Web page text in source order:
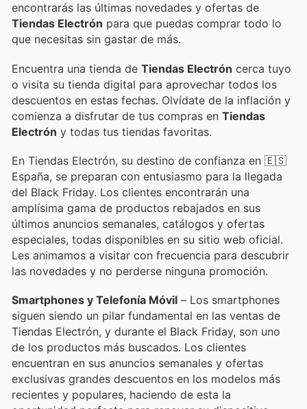
encontrarás las últimas novedades y ofertas de
Tiendas Electrón para que puedas comprar todo lo
que necesitas sin gastar de más.
Encuentra una tienda de Tiendas Electrón cerca tuyo
o visita su tienda digital para aprovechar todos los
descuentos en estas fechas. Olvídate de la inflación y
comienza a disfrutar de tus compras en Tiendas
Electrón y todas tus tiendas favoritas.
En Tiendas Electrón, su destino de confianza en 🇪🇸
España, se preparan con entusiasmo para la llegada
del Black Friday. Los clientes encontrarán una
amplísima gama de productos rebajados en sus
últimos anuncios semanales, catálogos y ofertas
especiales, todas disponibles en su sitio web oficial.
Les animamos a visitar con frecuencia para descubrir
las novedades y no perderse ninguna promoción.
Smartphones y Telefonía Móvil – Los smartphones
siguen siendo un pilar fundamental en las ventas de
Tiendas Electrón, y durante el Black Friday, son uno
de los productos más buscados. Los clientes
encuentran en sus anuncios semanales y ofertas
exclusivas grandes descuentos en los modelos más
recientes y populares, haciendo de esta la